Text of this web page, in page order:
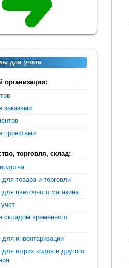
для учета
организации:
заказами
проектами
торговля, склад:
товара и торговли
цветочного магазина
складом временного
инвентаризации
для штрих кодов и другого